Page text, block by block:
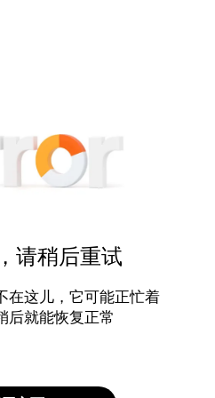
请稍后重试
在这儿，它可能正忙着
后就能恢复正常